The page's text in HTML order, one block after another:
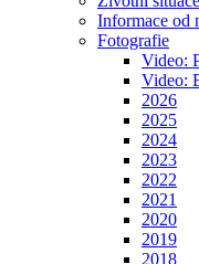
Informace od
Fotografie
Video:
Video:
2026
2025
2024
2023
2022
2021
2020
2019
2018